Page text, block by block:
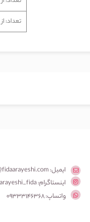
تعداد: از 12 به بالا
ایمیل: shop@fidaarayeshi.com
اینستاگرام: arayeshi_fida
واتساپ: 09333146368